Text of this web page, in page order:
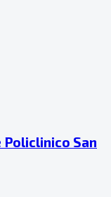
Policlinico San